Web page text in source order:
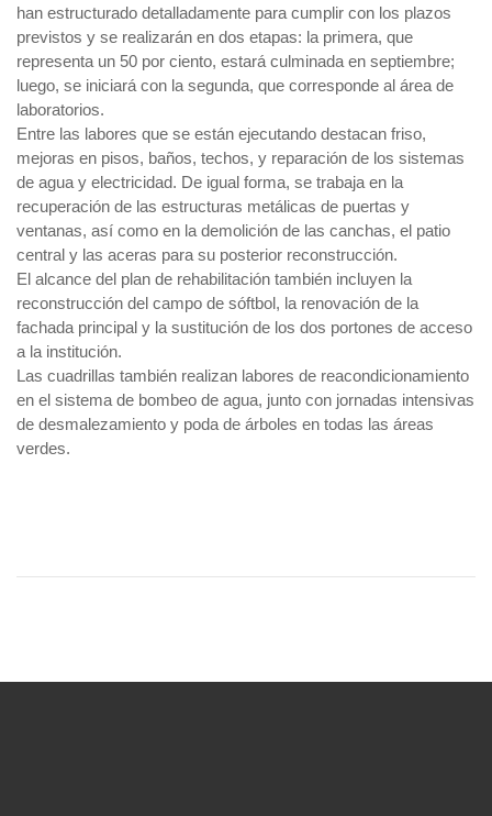
han estructurado detalladamente para cumplir con los plazos
previstos y se realizarán en dos etapas: la primera, que
representa un 50 por ciento, estará culminada en septiembre;
luego, se iniciará con la segunda, que corresponde al área de
laboratorios.
Entre las labores que se están ejecutando destacan friso,
mejoras en pisos, baños, techos, y reparación de los sistemas
de agua y electricidad. De igual forma, se trabaja en la
recuperación de las estructuras metálicas de puertas y
ventanas, así como en la demolición de las canchas, el patio
central y las aceras para su posterior reconstrucción.
El alcance del plan de rehabilitación también incluyen la
reconstrucción del campo de sóftbol, la renovación de la
fachada principal y la sustitución de los dos portones de acceso
a la institución.
Las cuadrillas también realizan labores de reacondicionamiento
en el sistema de bombeo de agua, junto con jornadas intensivas
de desmalezamiento y poda de árboles en todas las áreas
verdes.